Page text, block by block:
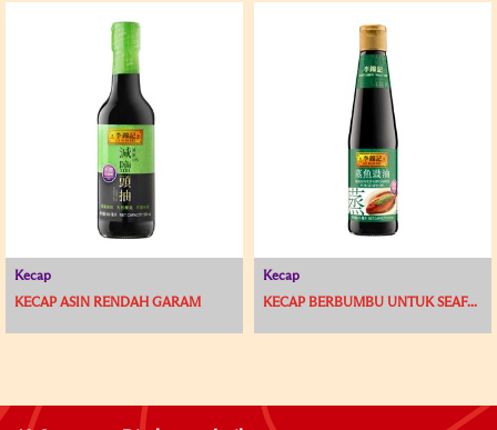
Kecap
KECAP ASIN RENDAH GARAM
Kecap
KECAP BERBUMBU UNTUK SEAF...